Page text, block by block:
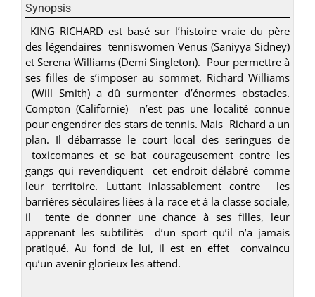
Synopsis
KING RICHARD est basé sur l’histoire vraie du père
des légendaires tenniswomen Venus (Saniyya Sidney)
et Serena Williams (Demi Singleton). Pour permettre à
ses filles de s’imposer au sommet, Richard Williams
(Will Smith) a dû surmonter d’énormes obstacles.
Compton (Californie) n’est pas une localité connue
pour engendrer des stars de tennis. Mais Richard a un
plan. Il débarrasse le court local des seringues de
toxicomanes et se bat courageusement contre les
gangs qui revendiquent cet endroit délabré comme
leur territoire. Luttant inlassablement contre les
barrières séculaires liées à la race et à la classe sociale,
il tente de donner une chance à ses filles, leur
apprenant les subtilités d’un sport qu’il n’a jamais
pratiqué. Au fond de lui, il est en effet convaincu
qu’un avenir glorieux les attend.